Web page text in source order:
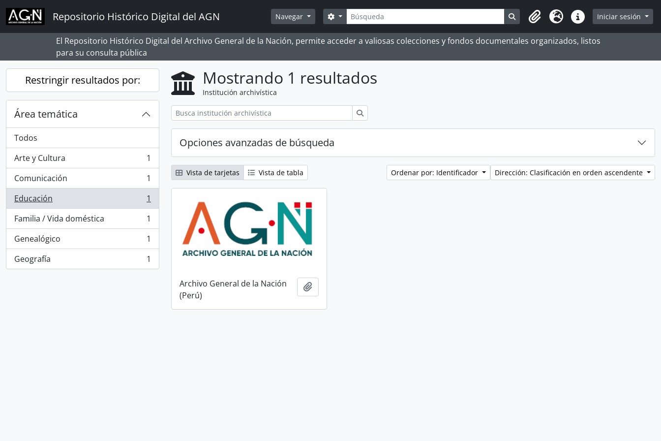
Skip to main content
Repositorio Histórico Digital del AGN Navegar Búsqueda
Search options Search in browse page
Portapapeles
Idioma Enlaces rápidos
Iniciar sesión
El Repositorio Histórico Digital del Archivo General de la Nación, permite acceder a valiosas colecciones y fondos documentales organizados, listos
para su consulta pública
Restringir resultados por:
Área temática
Todos
Arte y Cultura
, 1 resultados
1
Comunicación
, 1 resultados
1
Educación
, 1 resultados
1
Familia / Vida doméstica
, 1 resultados
1
Genealógico
, 1 resultados
1
Geografía
, 1 resultados 1
Mostrando 1 resultados
Institución archivística
Opciones avanzadas de búsqueda
Vista de tarjetas Vista de tabla Ordenar por: Identificador Dirección: Clasificación en orden ascendente
Archivo General de la Nación
(Perú)